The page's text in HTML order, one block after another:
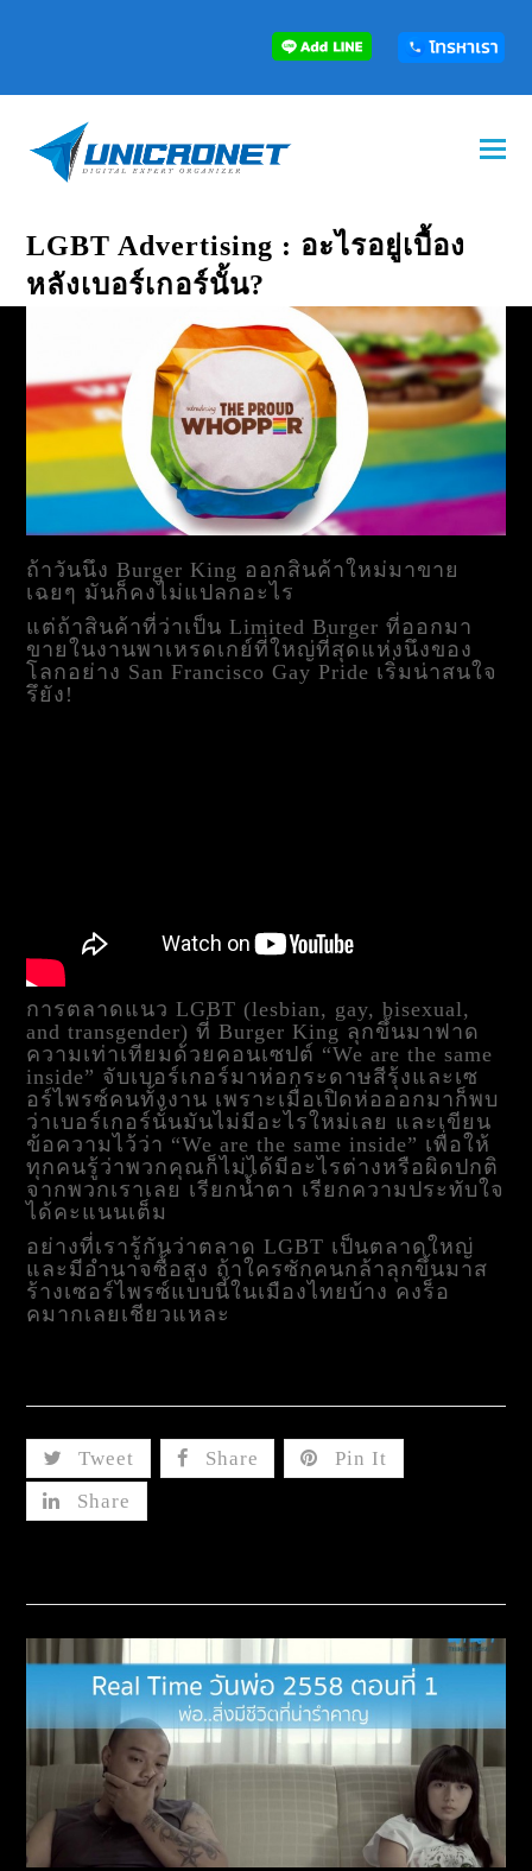
LGBT Advertising : อะไรอยู่เบื้อง
หลังเบอร์เกอร์นั้น?
ถ้าวันนึง Burger King ออกสินค้าใหม่มาขาย
เฉยๆ มันก็คงไม่แปลกอะไร
แต่ถ้าสินค้าที่ว่าเป็น Limited Burger ที่ออกมา
ขายในงานพาเหรดเกย์ที่ใหญ่ที่สุดแห่งนึงของ
โลกอย่าง San Francisco Gay Pride เริ่มน่าสนใจ
รึยัง!
การตลาดแนว LGBT (lesbian, gay, bisexual,
and transgender) ที่ Burger King ลุกขึ้นมาฟาด
ความเท่าเทียมด้วยคอนเซปต์ “We are the same
inside” จับเบอร์เกอร์มาห่อกระดาษสีรุ้งและเซ
อร์ไพรซ์คนทั้งงาน เพราะเมื่อเปิดห่อออกมาก็พบ
ว่าเบอร์เกอร์นั้นมันไม่มีอะไรใหม่เลย และเขียน
ข้อความไว้ว่า “We are the same inside” เพื่อให้
ทุกคนรู้ว่าพวกคุณก็ไม่ได้มีอะไรต่างหรือผิดปกติ
จากพวกเราเลย เรียกน้ำตา เรียกความประทับใจ
ได้คะแนนเต็ม
อย่างที่เรารู้กันว่าตลาด LGBT เป็นตลาดใหญ่
และมีอำนาจซื้อสูง ถ้าใครซักคนกล้าลุกขึ้นมาส
ร้างเซอร์ไพรซ์แบบนี้ในเมืองไทยบ้าง คงร็อ
คมากเลยเชียวแหละ
Tweet Share
Pin It
Share